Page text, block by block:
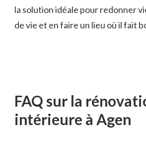
la solution idéale pour redonner
de vie et en faire un lieu où il fait
FAQ sur la
intérieure à Agen